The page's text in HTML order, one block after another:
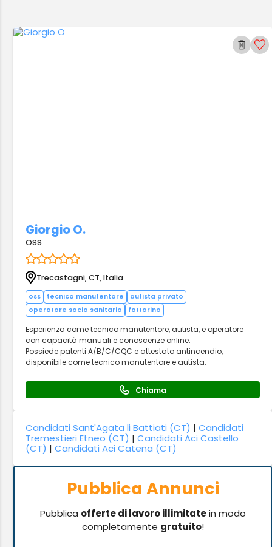
Giorgio O.
OSS
Trecastagni, CT, Italia
oss tecnico manutentore
autista privato
operatore socio sanitario
fattorino
Esperienza come tecnico manutentore, autista, e operatore
con capacità manuali e conoscenze online.
Possiede patenti A/B/C/CQC e attestato antincendio,
disponibile come tecnico manutentore e autista.
Chiama
Candidati Sant'Agata li Battiati (CT) |Candidati
Tremestieri Etneo (CT) |Candidati Aci Castello
(CT) |Candidati Aci Catena (CT)
Pubblica Annunci
Pubblica offerte di lavoro illimitatein modo
completamente gratuito!